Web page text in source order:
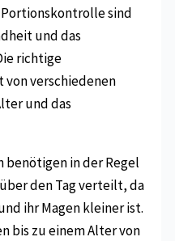
sind
und das
richtige
verschiedenen
und das
benötigen in der Regel
den Tag verteilt, da
ihr Magen kleiner ist.
bis zu einem Alter von